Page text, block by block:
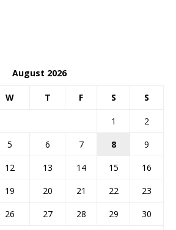
August 2026
W T F S S
1
2
5 6 7 8
9
12 13 14 15
16
19 20 21 22
23
26 27 28 29
30